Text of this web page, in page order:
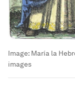
Image: María la
images